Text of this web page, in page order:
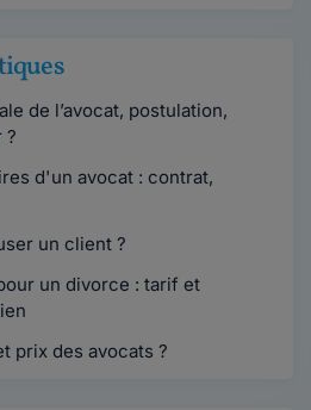
de l’avocat, postulation,
?
d'un avocat : contrat,
un client ?
un divorce : tarif et
prix des avocats ?